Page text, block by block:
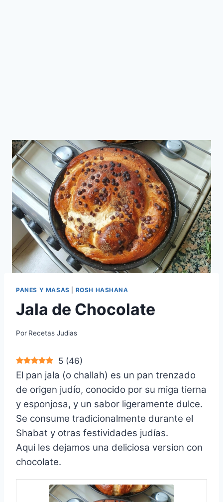
PANES Y MASAS ROSH HASHANA
Jala de Chocolate
Por Recetas Judias
5 (46)
El pan jala (o challah) es un pan trenzado
de origen judío, conocido por su miga tierna
y esponjosa, y un sabor ligeramente dulce.
Se consume tradicionalmente durante el
Shabat y otras festividades judías.
Aqui les dejamos una deliciosa version con
chocolate.